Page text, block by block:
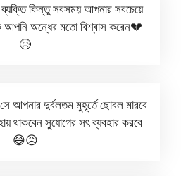
ব্যক্তি কিন্তু সবসময় আপনার সবচেয়ে
আপনি অন্ধের মতো বিশ্বাস করেন💔
😥
আপনার দুর্বলতম মুহূর্তে ছোবল মারবে
থাকবেন সুযোগের সৎ ব্যবহার করবে
😅😥